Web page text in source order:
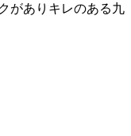
がありキレのある九